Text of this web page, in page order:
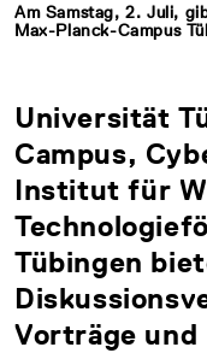
Am Samstag, 2. Juli,
Max-Planck-Campus
Universität
Campus,
Institut für
Tübingen
Vorträge und